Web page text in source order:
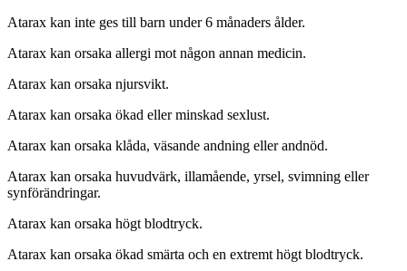
Atarax kan inte ges till barn under 6 månaders ålder.
Atarax kan orsaka allergi mot någon annan medicin.
Atarax kan orsaka njursvikt.
Atarax kan orsaka ökad eller minskad sexlust.
Atarax kan orsaka klåda, väsande andning eller andnöd.
Atarax kan orsaka huvudvärk, illamående, yrsel, svimning eller
synförändringar.
Atarax kan orsaka högt blodtryck.
Atarax kan orsaka ökad smärta och en extremt högt blodtryck.